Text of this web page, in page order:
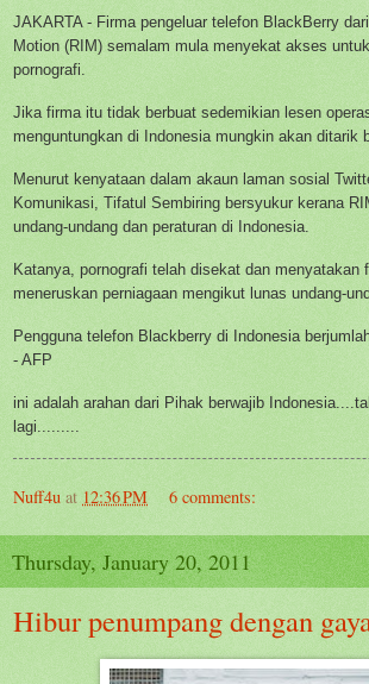
JAKARTA - Firma pengeluar telefon BlackBerry
Motion (RIM) semalam mula menyekat akses
pornografi.
Jika firma itu tidak berbuat sedemikian lesen
menguntungkan di Indonesia mungkin akan ditarik
Menurut kenyataan dalam akaun laman sosial
Komunikasi, Tifatul Sembiring bersyukur kerana
undang-undang dan peraturan di Indonesia.
Katanya, pornografi telah disekat dan menyatakan
meneruskan perniagaan mengikut lunas undang-
Pengguna telefon Blackberry di Indonesia
- AFP
ini adalah arahan dari Pihak berwajib
lagi.........
Nuff4u at 12:36 PM 6 comments:
Thursday, January 20, 2011
Hibur penumpang dengan